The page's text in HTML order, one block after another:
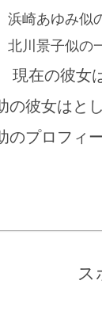
崎あゆみ似
川景子似の
現在の彼女
の彼女はと
のプロフィ
ス